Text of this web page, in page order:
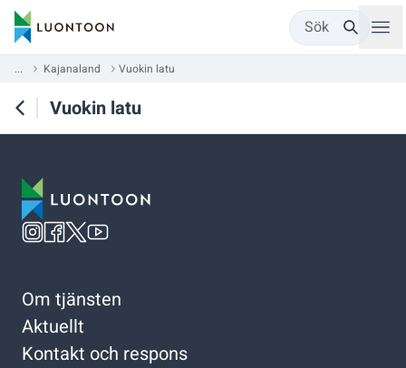
Sök
... Kajanaland Vuokin latu
Vuokin latu
Om tjänsten
Aktuellt
Kontakt och respons